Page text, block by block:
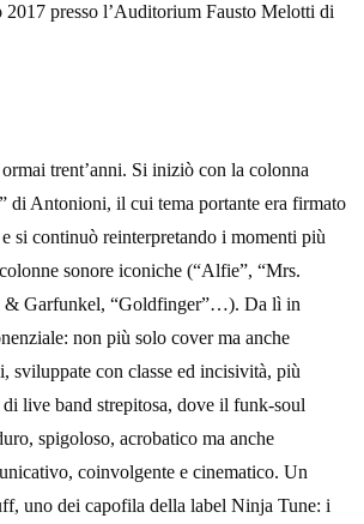
presso l’Auditorium Fausto Melotti di
trent’anni. Si iniziò con la colonna
di Antonioni, il cui tema portante era firmato
si continuò reinterpretando i momenti più
sonore iconiche (“Alfie”, “Mrs.
& Garfunkel, “Goldfinger”…). Da lì in
non più solo cover ma anche
sviluppate con classe ed incisività, più
live band strepitosa, dove il funk-soul
spigoloso, acrobatico ma anche
coinvolgente e cinematico. Un
uno dei capofila della label Ninja Tune: i